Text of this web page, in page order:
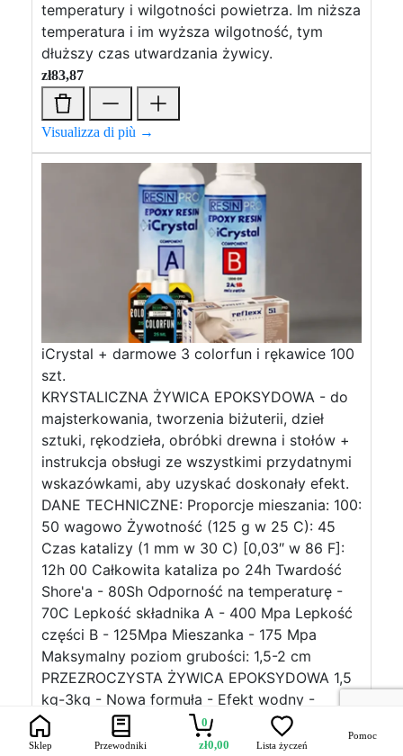
temperatury i wilgotności powietrza. Im niższa
temperatura i im wyższa wilgotność, tym
dłuższy czas utwardzania żywicy.
zł83,87
Visualizza di più →
iCrystal + darmowe 3 colorfun i rękawice 100
szt.
KRYSTALICZNA ŻYWICA EPOKSYDOWA - do
majsterkowania, tworzenia biżuterii, dzieł
sztuki, rękodzieła, obróbki drewna i stołów +
instrukcja obsługi ze wszystkimi przydatnymi
wskazówkami, aby uzyskać doskonały efekt.
DANE TECHNICZNE: Proporcje mieszania: 100:
50 wagowo Żywotność (125 g w 25 C): 45
Czas katalizy (1 mm w 30 C) [0,03″ w 86 F]:
12h 00 Całkowita kataliza po 24h Twardość
Shore'a - 80Sh Odporność na temperaturę -
70C Lepkość składnika A - 400 Mpa Lepkość
części B - 125Mpa Mieszanka - 175 Mpa
Maksymalny poziom grubości: 1,5-2 cm
PRZEZROCZYSTA ŻYWICA EPOKSYDOWA 1,5
kg-3kg - Nowa formuła - Efekt wodny -
Wysokowydajny dwuskładnikowy system
żywic epoksydowych do stosowania w
Sklep Przewodniki
0
zł0,00 Lista życzeń
Pomoc